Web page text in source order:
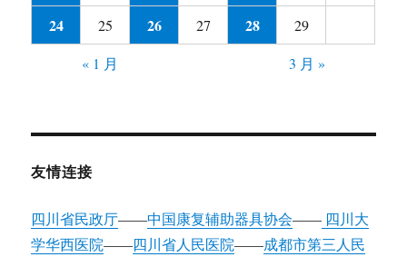
24 25 26 27 28
29
« 1 月
3 月 »
友情连接
四川省民政厅——中国康复辅助器具协会—— 四川大
学华西医院——四川省人民医院——成都市第三人民